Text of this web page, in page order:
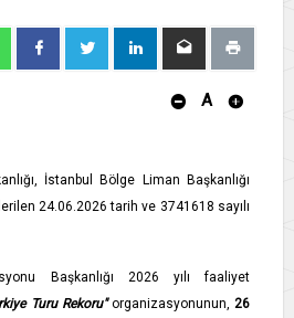
A
İstanbul Bölge Liman Başkanlığı
24.06.2026 tarih ve 3741618 sayılı
Başkanlığı 2026 yılı faaliyet
Turu Rekoru"organizasyonunun,26